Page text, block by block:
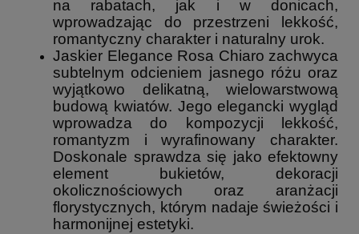
na rabatach, jak i w donicach,
wprowadzając do przestrzeni lekkość,
romantyczny charakter i naturalny urok.
Jaskier Elegance Rosa Chiaro zachwyca
subtelnym odcieniem jasnego różu oraz
wyjątkowo delikatną, wielowarstwową
budową kwiatów. Jego elegancki wygląd
wprowadza do kompozycji lekkość,
romantyzm i wyrafinowany charakter.
Doskonale sprawdza się jako efektowny
element bukietów, dekoracji
okolicznościowych oraz aranżacji
florystycznych, którym nadaje świeżości i
harmonijnej estetyki.